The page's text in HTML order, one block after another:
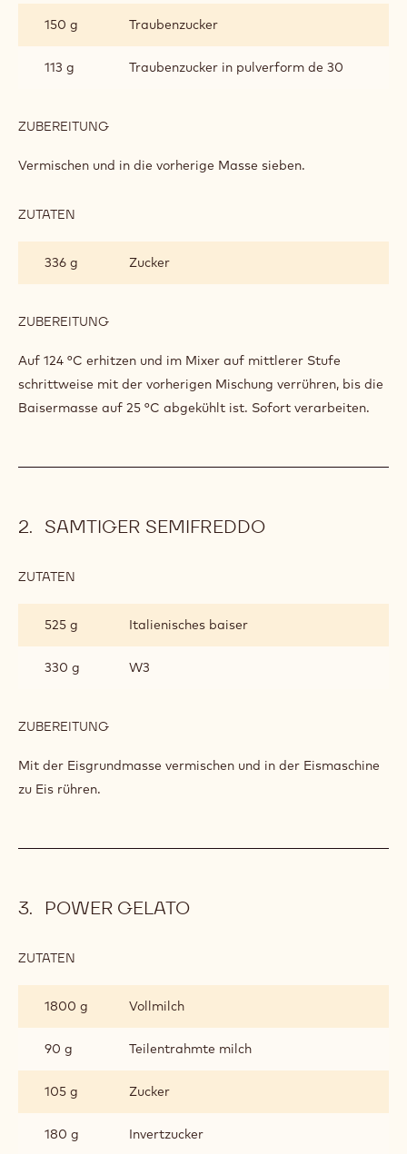
150 g
Traubenzucker
113 g Traubenzucker in pulverform de 30
ZUBEREITUNG
BAISER
Vermischen und in die vorherige Masse sieben.
ZUTATEN
336 g
Zucker
ZUBEREITUNG
BAISER
Auf 124 °C erhitzen und im Mixer auf mittlerer Stufe
schrittweise mit der vorherigen Mischung verrühren, bis die
Baisermasse auf 25 °C abgekühlt ist. Sofort verarbeiten.
SAMTIGER SEMIFREDDO
ZUTATEN
525 g
Italienisches baiser
330 g W3
ZUBEREITUNG
SEMIFREDDO
Mit der Eisgrundmasse vermischen und in der Eismaschine
zu Eis rühren.
POWER GELATO
ZUTATEN
1800 g
Vollmilch
90 g Teilentrahmte milch
105 g Zucker
180 g Invertzucker